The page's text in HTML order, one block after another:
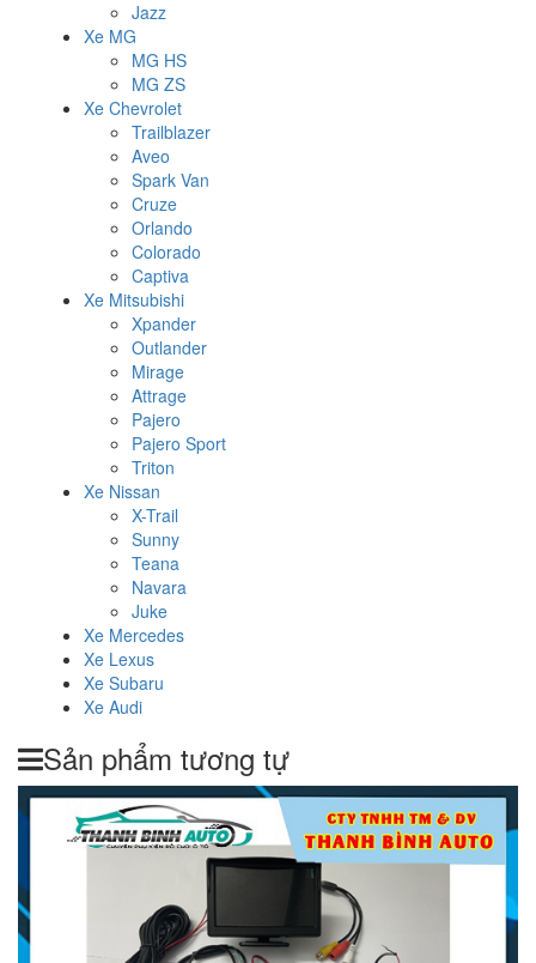
Jazz
Xe MG
MG HS
MG ZS
Xe Chevrolet
Trailblazer
Aveo
Spark Van
Cruze
Orlando
Colorado
Captiva
Xe Mitsubishi
Xpander
Outlander
Mirage
Attrage
Pajero
Pajero Sport
Triton
Xe Nissan
X-Trail
Sunny
Teana
Navara
Juke
Xe Mercedes
Xe Lexus
Xe Subaru
Xe Audi
Sản phẩm tương tự